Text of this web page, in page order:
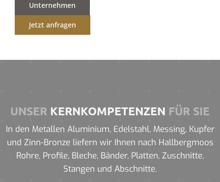
Unternehmen
Jetzt anfragen
UNSER KERNKOMPETENZEN FÜR SIE
In den Metallen Aluminium, Edelstahl, Messing, Kupfer
und Zinn-Bronze liefern wir Ihnen nach Hallbergmoos
Rohre, Profile, Bleche, Bänder, Platten, Zuschnitte,
Stangen und Abschnitte.